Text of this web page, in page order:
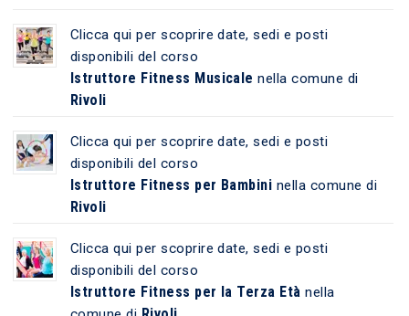
Clicca qui per scoprire date, sedi e posti
disponibili del corso
Istruttore Fitness Musicale nella comune di
Rivoli
Clicca qui per scoprire date, sedi e posti
disponibili del corso
Istruttore Fitness per Bambini nella comune di
Rivoli
Clicca qui per scoprire date, sedi e posti
disponibili del corso
Istruttore Fitness per la Terza Età nella